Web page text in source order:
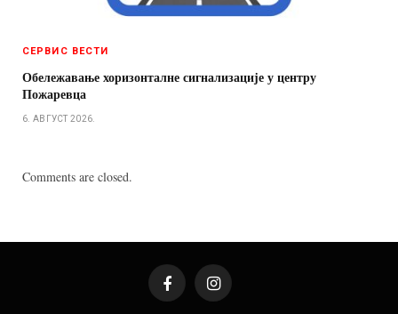
СЕРВИС ВЕСТИ
Обележавање хоризонталне сигнализације у центру
Пожаревца
6. АВГУСТ 2026.
Comments are closed.
FacebookInstagram